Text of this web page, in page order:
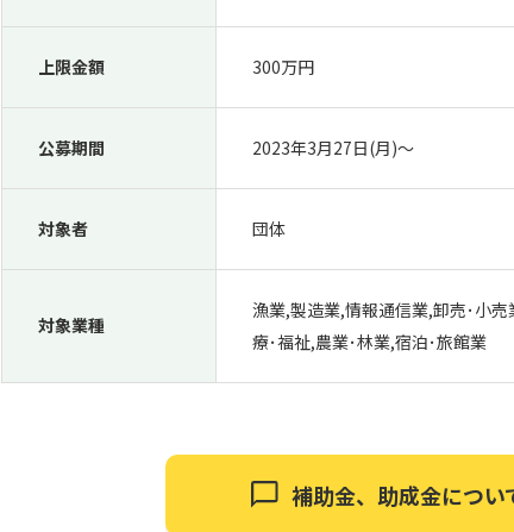
上限金額 300万円
公募期間 2023年3月27日(月)〜
対象者 団体
対象業種
漁業,製造業,情報通信業,卸売･小
療･福祉,農業･林業,宿泊･旅館業
補助金、助成金につい